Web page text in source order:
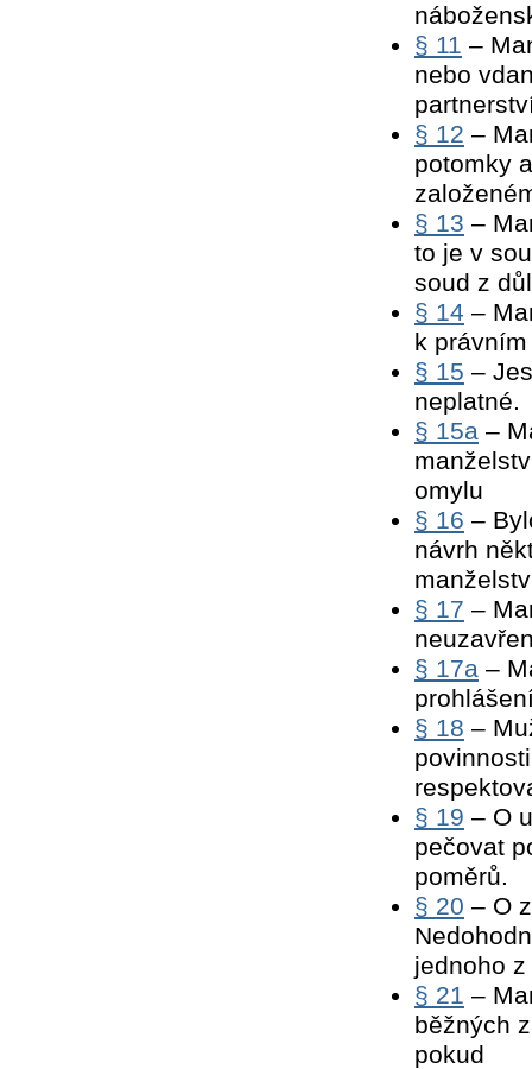
§ 11 –
nebo
§ 12 –
potomky
§ 13 –
to je v
soud z
§ 14 –
k
§ 15 –
neplatné.
§ 15a–
omylu
§ 16 –
návrh
§ 17 –
§ 17a–
§ 18 –
§ 19 – O
pečovat
poměrů.
§ 20 – O
jednoho
§ 21 –
běžných
pokud